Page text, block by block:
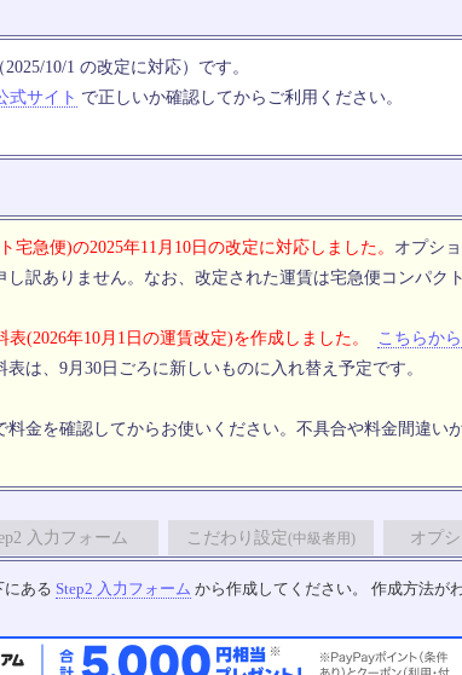
10/1 の改定に対応）です。
式サイト で正しいか確認してからご利用ください。
宅急便)の2025年11月10日の改定に対応しました。 オプシ
し訳ありません。なお、改定された運賃は宅急便コンパク
表(2026年10月1日の運賃改定)を作成しました。
こちらか
は、9月30日ごろに新しいものに入れ替え予定です。
金を確認してからお使いください。不具合や料金間違い
入力フォーム こだわり設定(中級者用) オプ
にある Step2 入力フォーム から作成してください。 作成方法が